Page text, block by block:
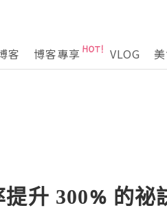
客 博客專享 VLOG
升 300% 的祕